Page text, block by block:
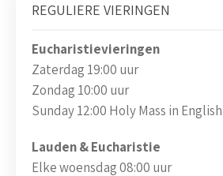
REGULIERE VIERINGEN
Eucharistievieringen
Zaterdag 19:00 uur
Zondag 10:00 uur
Sunday 12:00 Holy Mass in English
Lauden & Eucharistie
Elke woensdag 08:00 uur